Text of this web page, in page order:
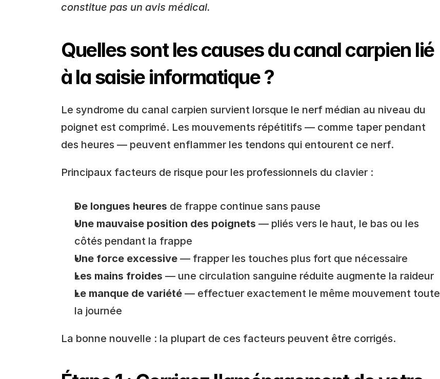
constitue pas un avis médical.
Quelles sont les causes du canal carpien lié
à la saisie informatique ?
Le syndrome du canal carpien survient lorsque le nerf médian au niveau du
poignet est comprimé. Les mouvements répétitifs — comme taper pendant
des heures — peuvent enflammer les tendons qui entourent ce nerf.
Principaux facteurs de risque pour les professionnels du clavier :
De longues heures de frappe continue sans pause
Une mauvaise position des poignets — pliés vers le haut, le bas ou les
côtés pendant la frappe
Une force excessive — frapper les touches plus fort que nécessaire
Les mains froides — une circulation sanguine réduite augmente la raideur
Le manque de variété — effectuer exactement le même mouvement toute
la journée
La bonne nouvelle : la plupart de ces facteurs peuvent être corrigés.